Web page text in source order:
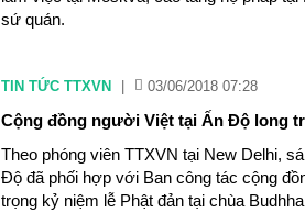
sứ quán.
TIN TỨC TTXVN 03/06/2018 07:28
Cộng đồng người Việt tại Ấn Độ long
Theo phóng viên TTXVN tại New Delhi,
Độ đã phối hợp với Ban công tác cộng
trọng kỷ niệm lễ Phật đản tại chùa